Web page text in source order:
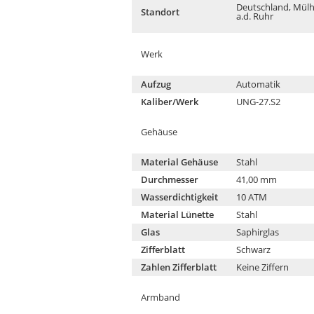
Standort Deutschland,
a.d. Ruhr
Werk
Aufzug
Automatik
Kaliber/Werk
UNG-27.S2
Gehäuse
Material Gehäuse
Stahl
Durchmesser
41,00 mm
Wasserdichtigkeit
10 ATM
Material Lünette
Stahl
Glas
Saphirglas
Zifferblatt
Schwarz
Zahlen Zifferblatt
Keine Ziffern
Armband